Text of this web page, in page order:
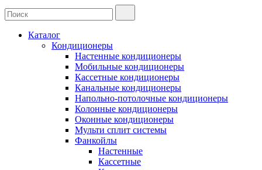
Каталог
Кондиционеры
Настенные кондиционеры
Мобильные кондиционеры
Кассетные кондиционеры
Канальные кондиционеры
Напольно-потолочные кондиционеры
Колонные кондиционеры
Оконные кондиционеры
Мульти сплит системы
Фанкойлы
Настенные
Кассетные